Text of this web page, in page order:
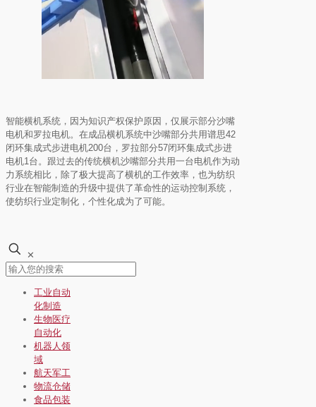
智能横机系统，因为知识产权保护原因，仅展示部分沙嘴
电机和罗拉电机。在成品横机系统中沙嘴部分共用谱思42
闭环集成式步进电机200台，罗拉部分57闭环集成式步进
电机1台。跟过去的传统横机沙嘴部分共用一台电机作为动
力系统相比，除了极大提高了横机的工作效率，也为纺织
行业在智能制造的升级中提供了革命性的运动控制系统，
使纺织行业定制化，个性化成为了可能。
✕
工业自动
化制造
生物医疗
自动化
机器人领
域
航天军工
物流仓储
食品包装